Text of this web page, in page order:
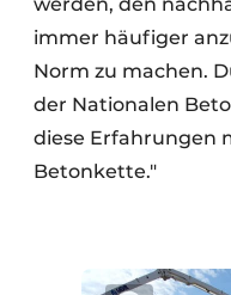
immer häufiger
Norm zu machen.
der Nationalen
diese Erfahrungen
Betonkette."